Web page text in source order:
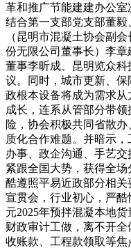
革和推广节能建建办公
结合第一支部党支部董
（昆明市混凝土协会副
份无限公司董事长）李
董事李昕成、昆明览众
议。同时，城市更新、
政根本设备将成为需求
成长，连系从管部分带
险，协会积极共同省散
质化合作难题。并暗示
办事、政企沟通、手艺
紧跟全国大势，获得全
酷遵照平易近政部分相
宣贯会，行业初心，严
元2025年预拌混凝本地
财政审计工做，离不开
收账款、工程款领取等